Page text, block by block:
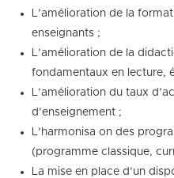
L’amélioration de la
enseignants ;
L’amélioration de la
fondamentaux en lecture,
L’amélioration du taux
d’enseignement ;
L’harmonisa on des
(programme classique,
La mise en place d’un